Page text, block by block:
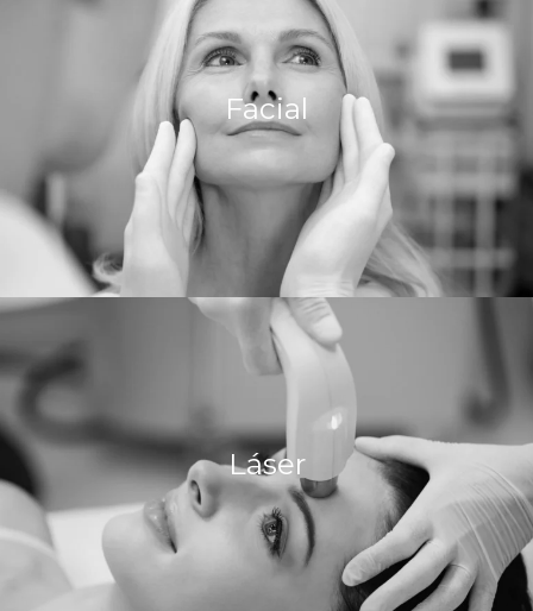
Facial
Más Información
Láser
Más Información